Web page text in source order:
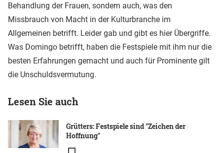
Behandlung der Frauen, sondern auch, was den
Missbrauch von Macht in der Kulturbranche im
Allgemeinen betrifft. Leider gab und gibt es hier Übergriffe.
Was Domingo betrifft, haben die Festspiele mit ihm nur die
besten Erfahrungen gemacht und auch für Prominente gilt
die Unschuldsvermutung.
Lesen Sie auch
Grütters: Festspiele sind "Zeichen der
Hoffnung"